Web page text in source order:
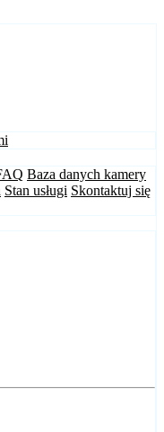
Baza danych kamery
Stan usługi Skontaktuj się